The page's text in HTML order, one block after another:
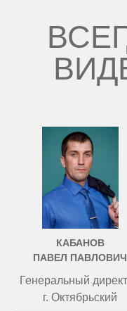
КАБАНОВ
ПАВЕЛ ПАВЛОВИЧ
Генеральный
г. Октябрьский